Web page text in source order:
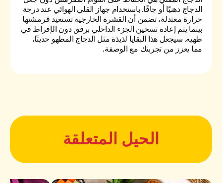
الدجاج دهنيًا أو جافًا. باستخدام جهاز القلي الهوائي عند درجة
حرارة معتدلة، تضمن أن القشرة الخارجية تستعيد قرمشتها
بينما يتم إعادة تسخين الجزء الداخلي برفق دون الإفراط في
طهيه. سيجعل هذا البقايا لذيذة مثل الدجاج المطهو حديثًا،
مما يعزز من تجربتك مع الوصفة.
الحيل المتعلقة